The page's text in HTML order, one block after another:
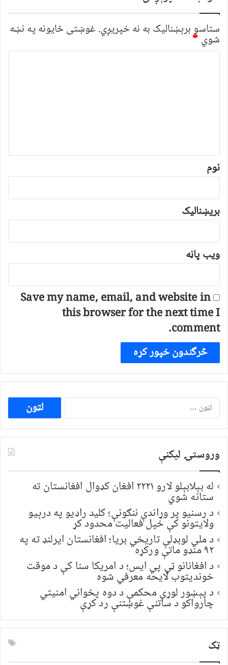
ستاسو برېښناليک به نه خپريږي. غوښتى ځایونه په نښه
شوي *
*
نوم
بریښنالیک
ویب پاڼه
Save my name, email, and website in
this browser for the next time I
comment.
ددی
لپاره
لټون:
وروستۍ ليکنې
له بېلابېلو لارو ۲۲۲۱ افغان کډوال افغانستان ته
ستانه شوي
د رسنیو پر وړاندې ننګونې؛ کلید راډیو په درېیو
ولایتونو کې خپل فعالیت محدود کړ
د ملي لوبډلې تاریخي بریا؛ افغانستان ایرلنډ ته په
۹۲ منډو ماتې ورکړه
د افغانانو ټي پي ایس؛ د امریکا سنا کې د موقت
خونديتوب لایحه معرفي شوه
د پېښور لوړې محکمې د دوه پخواني امنیتي
چارواکو د ساتنې غوښتنې رد کړې
ټک